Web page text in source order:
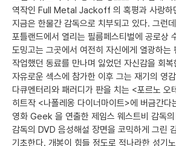
역작인 Full Metal Jackoff 의 혹평과 사랑하
지금은 한물간 감독으로 치부되고 있다. 그런
포틀랜드에서 열리는 필름페스티벌에 공로상
도밍고는 그곳에서 여전히 자신에게 열광하는
작업했던 동료를 만나며 잃었던 자신감을 회복
자유로운 섹스에 참가한 이후 그는 재기의 영
다큐멘터리와 패러디가 판을 치는 <포르노 오
히트작 <나폴레옹 다이너마이트>에 버금간다
영화 Geek 을 연출한 제임스 웨스트비 감독의
감독의 DVD 음성해설 장면을 코믹하게 그린
기초한다. 개봉이 힘들 정도로 적나라한 성기